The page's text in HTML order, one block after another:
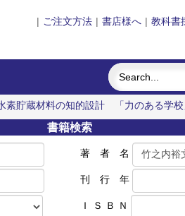
| ご注文方法 | 書店様へ | 教科書
素貯蔵材料の知的設計 「力のある学
書籍検索
著 者 名
刊 行 年
Ｉ Ｓ Ｂ Ｎ